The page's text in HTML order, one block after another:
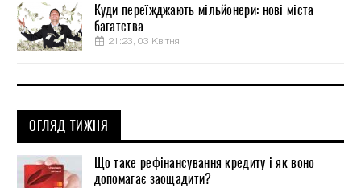
Куди переїжджають мільйонери: нові міста
багатства
21:23, 03 Квітня
ОГЛЯД ТИЖНЯ
Що таке рефінансування кредиту і як воно
допомагає заощадити?